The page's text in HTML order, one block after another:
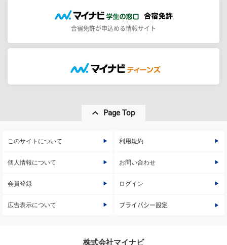
合宿免許が申込める情報サイト
Page Top
このサイトについて 利用規約
個人情報について お問い合わせ
会員登録 ログイン
広告表示について プライバシー設定
株式会社マイナビ